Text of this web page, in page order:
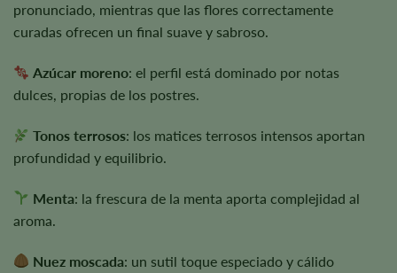
pronunciado, mientras que las flores correctamente
curadas ofrecen un final suave y sabroso.
Azúcar moreno: el perfil está dominado por notas
dulces, propias de los postres.
Tonos terrosos: los matices terrosos intensos aportan
profundidad y equilibrio.
Menta: la frescura de la menta aporta complejidad al
aroma.
Nuez moscada: un sutil toque especiado y cálido